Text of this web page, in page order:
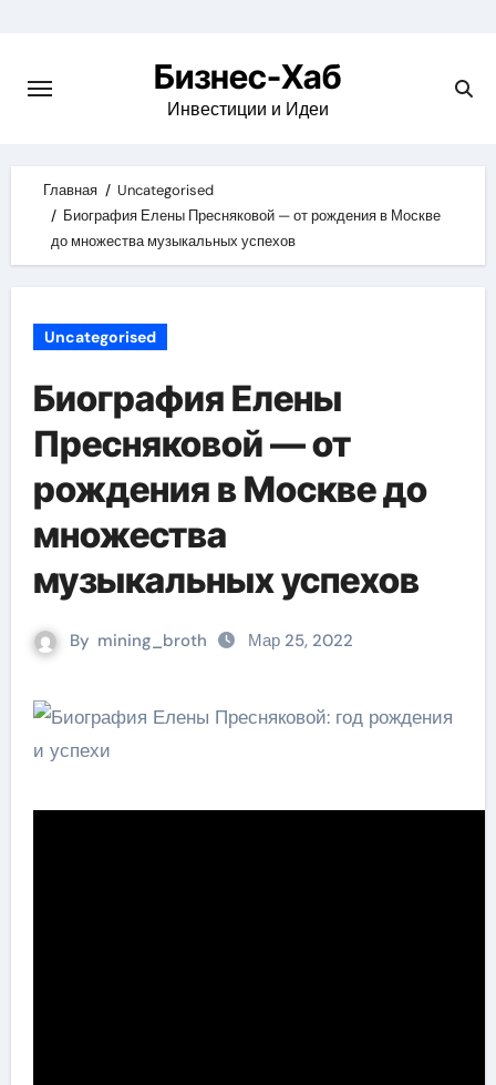
content
Бизнес-Хаб
Инвестиции и Идеи
Главная
Uncategorised
Биография Елены Пресняковой — от рождения в Москве
до множества музыкальных успехов
Uncategorised
Биография Елены
Пресняковой — от
рождения в Москве до
множества
музыкальных успехов
By mining_broth Мар 25, 2022